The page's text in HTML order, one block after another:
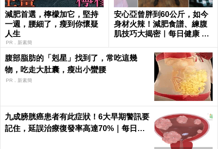
減肥首選，檸檬加它，堅持
一週，腰細了，瘦到你懷疑
人生
PR．新素簡
安心亞曾胖到60公斤，如今
身材火辣！減肥食譜、練腹
肌技巧大揭密｜每日健康 He
腹部脂肪的「剋星」找到了，常吃這幾
物，吃走大肚囊，瘦出小蠻腰
PR．新素簡
九成膀胱癌患者有此症狀！6大早期警訊要
記住，延誤治療復發率高達70%｜每日健